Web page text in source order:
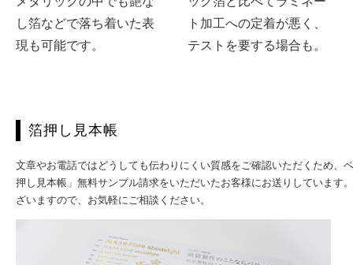
し箔などで落ち着いた表
現も可能です。
ト加工への定着が悪く、
テストを要する場合も。
箔押し見本帳
文章やお電話ではどうしても伝わりにくい質感をご確認いただくため、
押し見本帳」無料サンプル請求をいただいたお客様にお送りしています
ざいますので、お気軽にご相談ください。